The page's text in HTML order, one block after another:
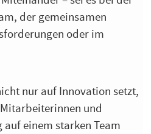
der gemeinsamen
oder im
nur auf Innovation setzt,
und
einem starken Team